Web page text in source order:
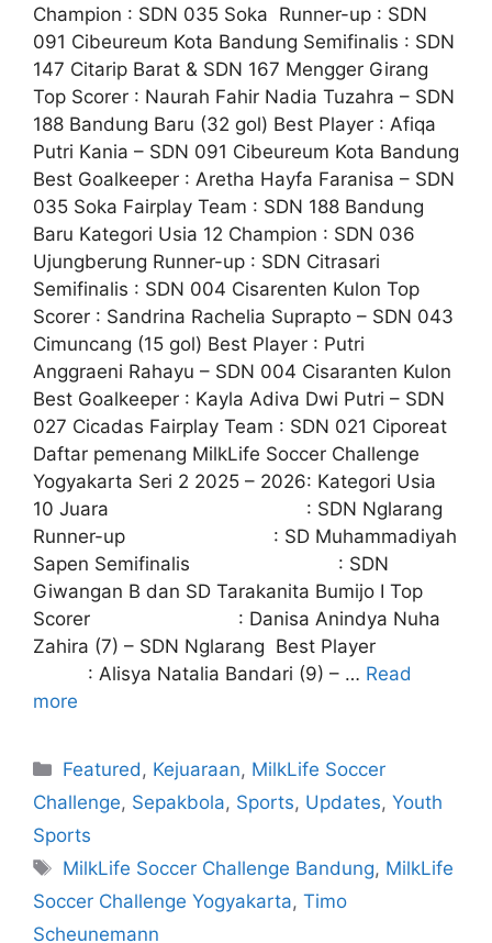
Champion : SDN 035 Soka Runner-up : SDN
091 Cibeureum Kota Bandung Semifinalis : SDN
147 Citarip Barat & SDN 167 Mengger Girang
Top Scorer : Naurah Fahir Nadia Tuzahra – SDN
188 Bandung Baru (32 gol) Best Player : Afiqa
Putri Kania – SDN 091 Cibeureum Kota Bandung
Best Goalkeeper : Aretha Hayfa Faranisa – SDN
035 Soka Fairplay Team : SDN 188 Bandung
Baru Kategori Usia 12 Champion : SDN 036
Ujungberung Runner-up : SDN Citrasari
Semifinalis : SDN 004 Cisarenten Kulon Top
Scorer : Sandrina Rachelia Suprapto – SDN 043
Cimuncang (15 gol) Best Player : Putri
Anggraeni Rahayu – SDN 004 Cisaranten Kulon
Best Goalkeeper : Kayla Adiva Dwi Putri – SDN
027 Cicadas Fairplay Team : SDN 021 Ciporeat
Daftar pemenang MilkLife Soccer Challenge
Yogyakarta Seri 2 2025 – 2026: Kategori Usia
10 Juara : SDN Nglarang
Runner-up : SD Muhammadiyah
Sapen Semifinalis : SDN
Giwangan B dan SD Tarakanita Bumijo I Top
Scorer : Danisa Anindya Nuha
Zahira (7) – SDN Nglarang Best Player
: Alisya Natalia Bandari (9) – … Read
more
Featured, Kejuaraan, MilkLife Soccer
Challenge, Sepakbola, Sports, Updates, Youth
Sports
MilkLife Soccer Challenge Bandung, MilkLife
Soccer Challenge Yogyakarta, Timo
Scheunemann